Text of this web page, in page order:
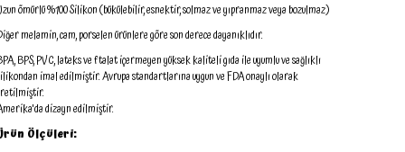
ömürlü %100 Silikon (bükülebilir, esnektir, solmaz ve yıpranmaz veya bozulmaz)
melamin, cam, porselen ürünlere göre son derece dayanıklıdır.
BPS, PVC, lateks ve ftalat içermeyen yüksek kaliteli gıda ile uyumlu ve sağlıklı
imal edilmiştir. Avrupa standartlarına uygun ve FDA onaylı olarak
dizayn edilmiştir.
Ölçüleri: